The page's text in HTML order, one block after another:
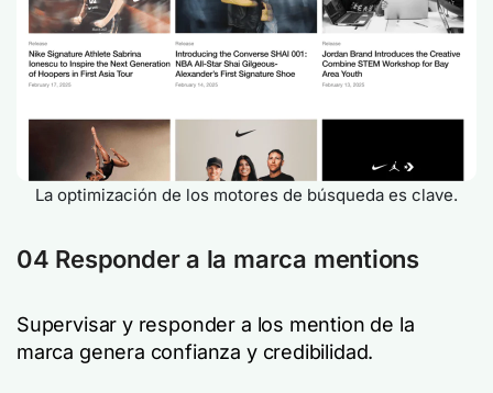
La optimización de los motores de búsqueda es clave.
04 Responder a la marca mentions
Supervisar y responder a los mention de la
marca genera confianza y credibilidad.